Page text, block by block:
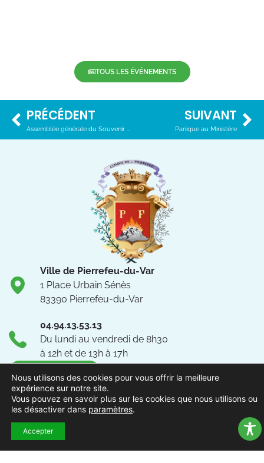
TOUS LES ÉVÉNEMENTS
PRÉCÉDENT
Assemblée générale du Souvenir Français
SUIVANT
Panique au Ministère
Ville de Pierrefeu-du-Var
1 Place Urbain Sénès
83390 Pierrefeu-du-Var
04.94.13.53.13
Du lundi au vendredi de 8h30
à 12h et de 13h à 17h
Suivez-nous !
Nous utilisons des cookies pour vous offrir la meilleure
expérience sur notre site.
Vous pouvez en savoir plus sur les cookies que nous utilisons ou
les désactiver dans paramètres.
Accepter